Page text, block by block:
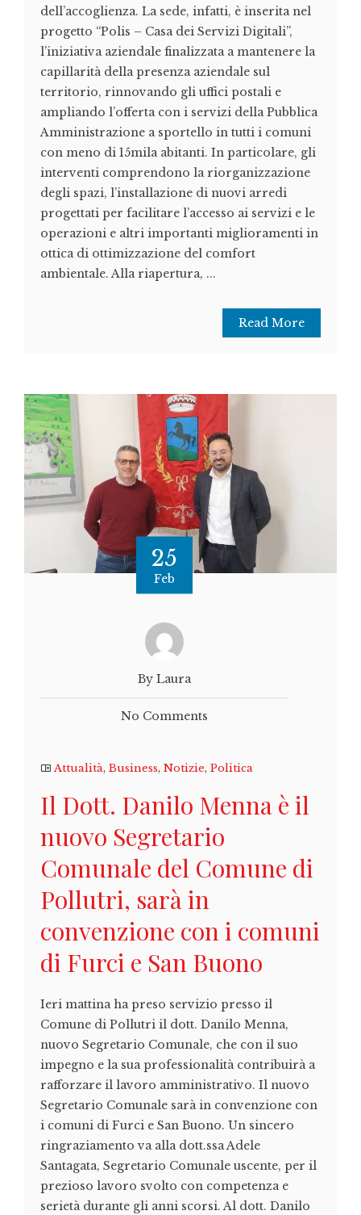
dell’accoglienza. La sede, infatti, è inserita nel
progetto “Polis – Casa dei Servizi Digitali”,
l’iniziativa aziendale finalizzata a mantenere la
capillarità della presenza aziendale sul
territorio, rinnovando gli uffici postali e
ampliando l’offerta con i servizi della Pubblica
Amministrazione a sportello in tutti i comuni
con meno di 15mila abitanti. In particolare, gli
interventi comprendono la riorganizzazione
degli spazi, l’installazione di nuovi arredi
progettati per facilitare l’accesso ai servizi e le
operazioni e altri importanti miglioramenti in
ottica di ottimizzazione del comfort
ambientale. Alla riapertura, ...
Read More
25
Feb
By Laura
No Comments
Attualità, Business, Notizie, Politica
Il Dott. Danilo Menna è il
nuovo Segretario
Comunale del Comune di
Pollutri, sarà in
convenzione con i comuni
di Furci e San Buono
Ieri mattina ha preso servizio presso il
Comune di Pollutri il dott. Danilo Menna,
nuovo Segretario Comunale, che con il suo
impegno e la sua professionalità contribuirà a
rafforzare il lavoro amministrativo. Il nuovo
Segretario Comunale sarà in convenzione con
i comuni di Furci e San Buono. Un sincero
ringraziamento va alla dott.ssa Adele
Santagata, Segretario Comunale uscente, per il
prezioso lavoro svolto con competenza e
serietà durante gli anni scorsi. Al dott. Danilo